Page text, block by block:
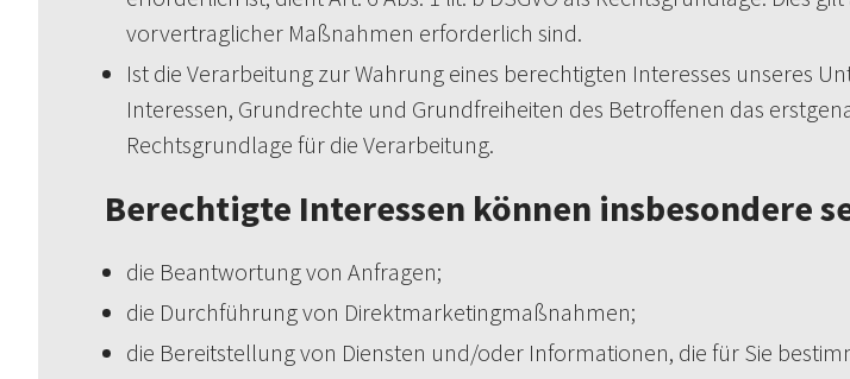
vorvertraglicher Maßnahmen erforderlich sind.
Ist die Verarbeitung zur Wahrung eines berechtigten Interesses unseres
Interessen, Grundrechte und Grundfreiheiten des Betroffenen das
Rechtsgrundlage für die Verarbeitung.
Berechtigte Interessen können insbesondere
die Beantwortung von Anfragen;
die Durchführung von Direktmarketingmaßnahmen;
die Bereitstellung von Diensten und/oder Informationen, die für Sie